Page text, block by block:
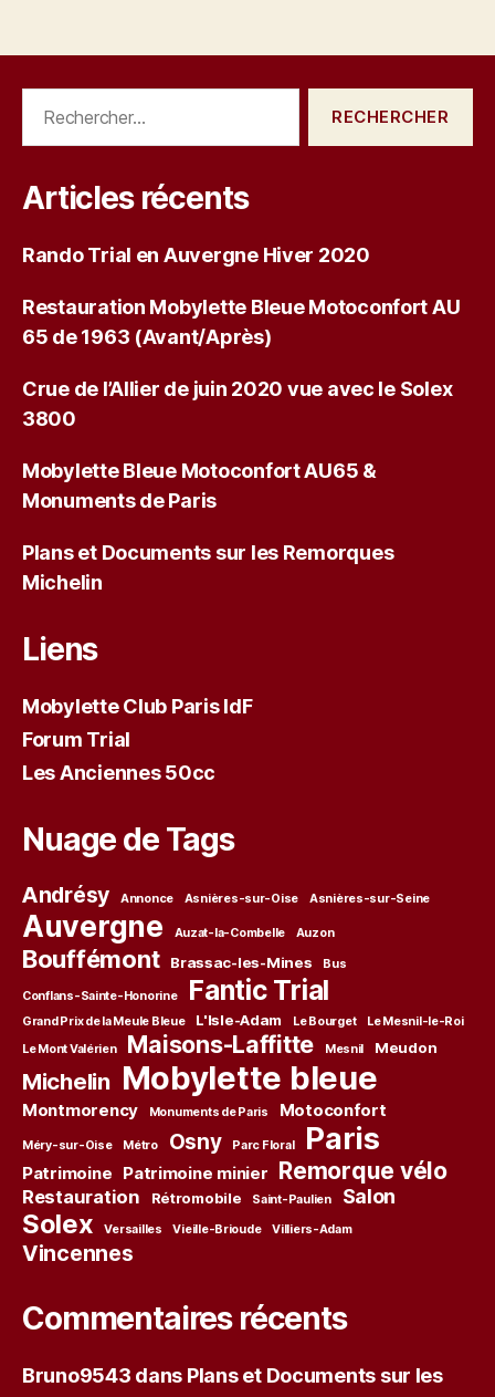
Articles récents
Rando Trial en Auvergne Hiver 2020
Restauration Mobylette Bleue Motoconfort AU
65 de 1963 (Avant/Après)
Crue de l’Allier de juin 2020 vue avec le Solex
3800
Mobylette Bleue Motoconfort AU65 &
Monuments de Paris
Plans et Documents sur les Remorques
Michelin
Liens
Mobylette Club Paris IdF
Forum Trial
Les Anciennes 50cc
Nuage de Tags
Andrésy Annonce Asnières-sur-Oise Asnières-sur-Seine
Auvergne Auzat-la-Combelle Auzon
Bouffémont Brassac-les-Mines Bus
Conflans-Sainte-Honorine Fantic Trial
Grand Prix de la Meule Bleue L'Isle-Adam Le Bourget
Le Mesnil-le-Roi
Le Mont Valérien
Maisons-Laffitte Mesnil Meudon
Michelin Mobylette bleue
Montmorency Monuments de Paris Motoconfort
Méry-sur-Oise Métro Osny Parc Floral Paris
Patrimoine Patrimoine minier Remorque vélo
Restauration Rétromobile Saint-Paulien Salon
Solex Versailles Vieille-Brioude Villiers-Adam
Vincennes
Commentaires récents
Bruno9543 dans Plans et Documents sur les